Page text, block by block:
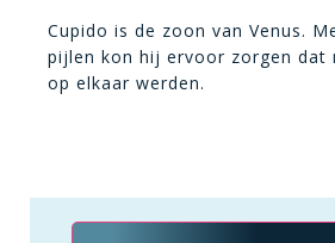
Cupido is de zoon van Venus.
pijlen kon hij ervoor zorgen dat
op elkaar werden.